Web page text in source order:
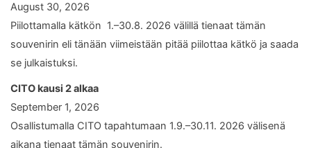
August 30, 2026
Piilottamalla kätkön 1.–30.8. 2026 välillä tienaat tämän
souvenirin eli tänään viimeistään pitää piilottaa kätkö ja saada
se julkaistuksi.
CITO kausi 2 alkaa
September 1, 2026
Osallistumalla CITO tapahtumaan 1.9.–30.11. 2026 välisenä
aikana tienaat tämän souvenirin.